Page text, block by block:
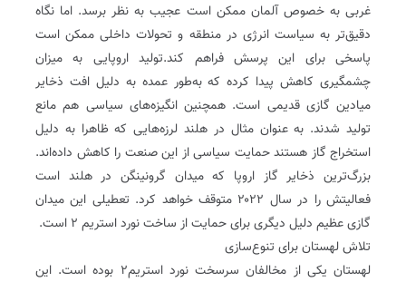
غربی به خصوص آلمان ممکن است عجیب به نظر برسد. اما نگاه
دقیق‌تر به سیاست انرژی در منطقه و تحولات داخلی ممکن است
پاسخی برای این پرسش فراهم کند.تولید اروپایی به میزان
چشمگیری کاهش پیدا کرده که به‌طور عمده به دلیل افت ذخایر
میادین گازی قدیمی است. همچنین انگیزه‌های سیاسی هم مانع
تولید شدند. به عنوان مثال در هلند لرزه‌هایی که ظاهرا به دلیل
استخراج گاز هستند حمایت سیاسی از این صنعت را کاهش داده‌اند.
بزرگ‌ترین ذخایر گاز اروپا که میدان گرونینگن در هلند است
فعالیتش را در سال ۲۰۲۲ متوقف خواهد کرد. تعطیلی این میدان
گازی عظیم دلیل دیگری برای حمایت از ساخت نورد استریم ۲ است.
تلاش لهستان برای تنوع‌سازی
لهستان یکی از مخالفان سرسخت نورد استریم۲ بوده است. این